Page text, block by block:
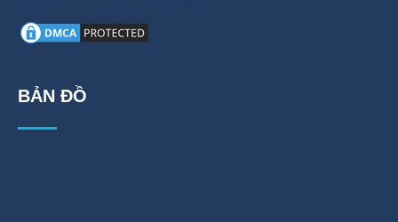
BẢN ĐỒ